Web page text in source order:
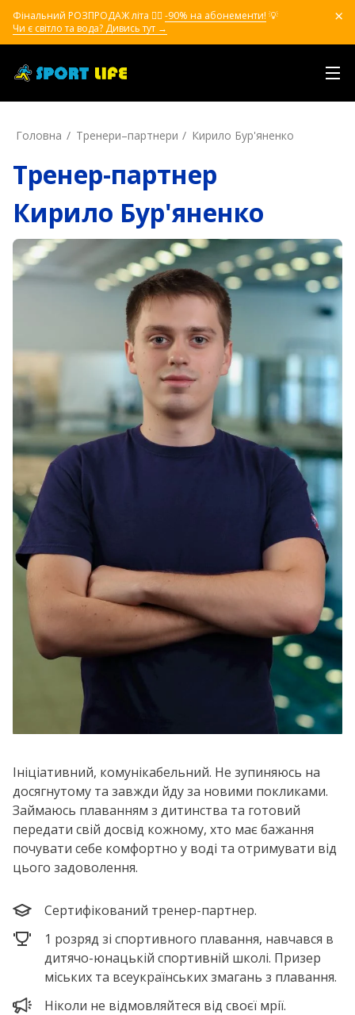
Фінальний РОЗПРОДАЖ літа ❤️‍🔥 -90% на абонементи! 💡
Чи є світло та вода? Дивись тут →
Головна Тренери–партнери Кирило Бур'яненко
Тренер-партнер
Кирило Бур'яненко
Ініціативний, комунікабельний. Не зупиняюсь на
досягнутому та завжди йду за новими покликами.
Займаюсь плаванням з дитинства та готовий
передати свій досвід кожному, хто має бажання
почувати себе комфортно у воді та отримувати від
цього задоволення.
Сертифікований тренер-партнер.
1 розряд зі спортивного плавання, навчався в
дитячо-юнацькій спортивній школі. Призер
міських та всеукраїнських змагань з плавання.
Ніколи не відмовляйтеся від своєї мрії.